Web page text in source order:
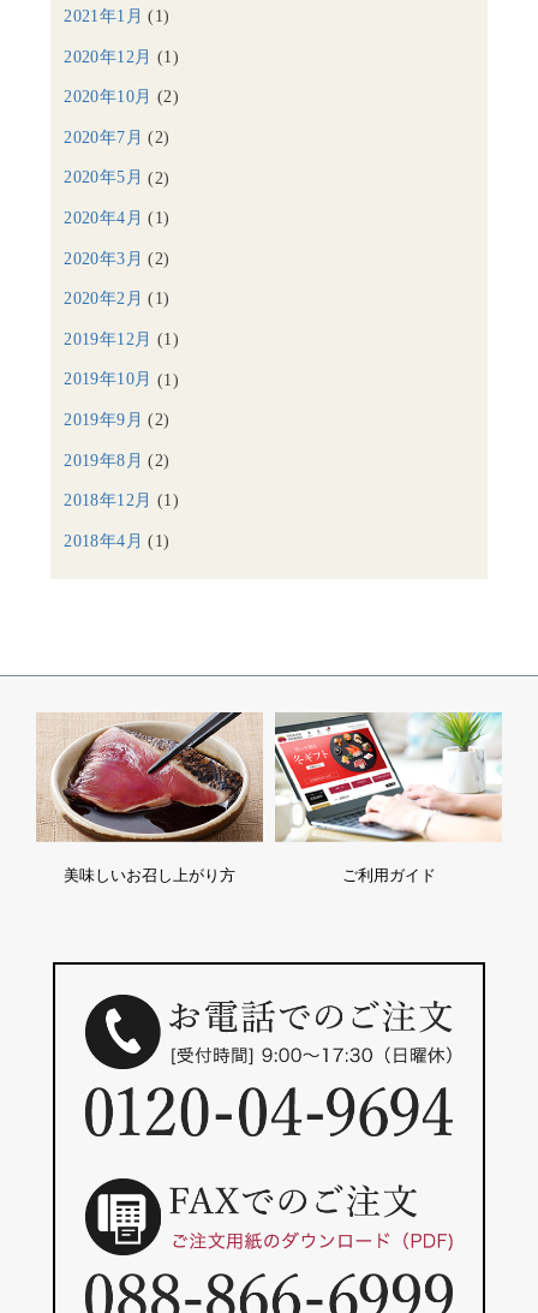
2021年1月 (1)
2020年12月 (1)
2020年10月 (2)
2020年7月 (2)
2020年5月 (2)
2020年4月 (1)
2020年3月 (2)
2020年2月 (1)
2019年12月 (1)
2019年10月 (1)
2019年9月 (2)
2019年8月 (2)
2018年12月 (1)
2018年4月 (1)
美味しいお召し上がり方 ご利用ガイド